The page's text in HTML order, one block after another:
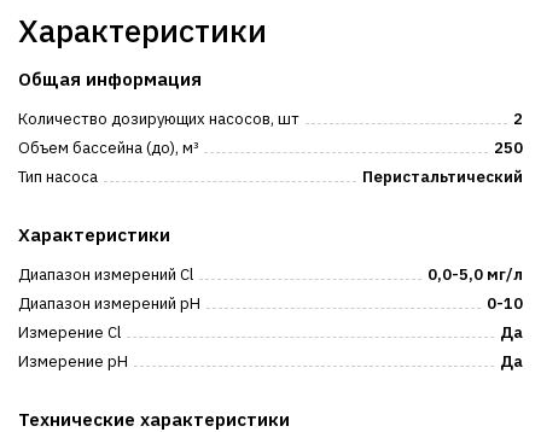
Характеристики
Общая информация
Количество дозирующих насосов, шт
2
Объем бассейна (до), м³
250
Тип насоса
Перистальтический
Характеристики
Диапазон измерений Cl
0,0-5,0 мг/л
Диапазон измерений pH
0-10
Измерение Cl
Да
Измерение pH
Да
Технические характеристики